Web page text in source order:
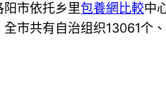
阳市依托乡里包養網比較中
市共有自治组织13061个